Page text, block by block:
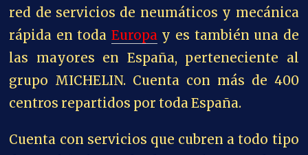
red de servicios de neumáticos y mecánica
rápida en toda Europay es también una de
las mayores en España, perteneciente al
grupo MICHELIN. Cuenta con más de 400
centros repartidos por toda España.
Cuenta con servicios que cubren a todo tipo